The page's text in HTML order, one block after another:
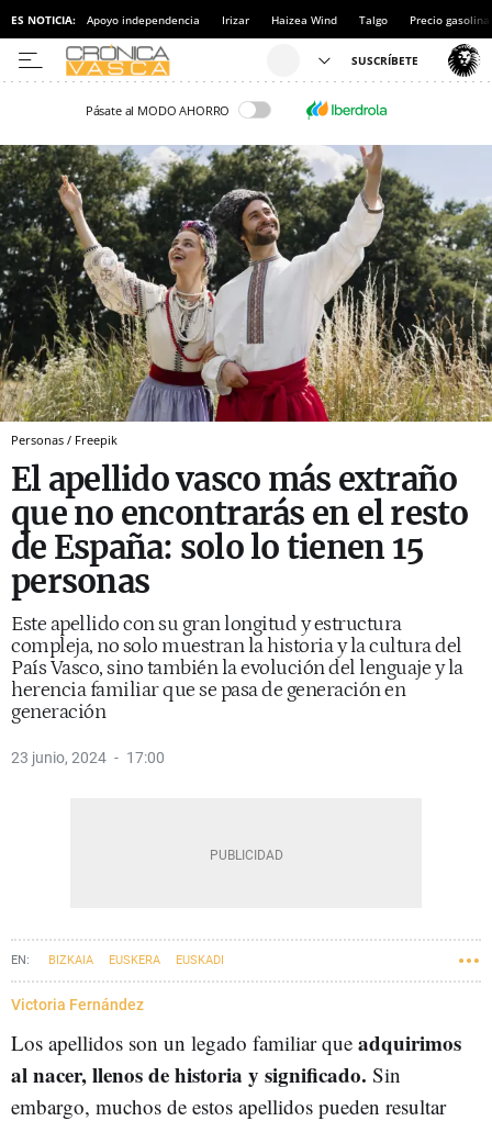
ES NOTICIA: Apoyo independencia Irizar Haizea Wind Talgo Precio gasolina
Pásate al MODO AHORRO
Personas / Freepik
El apellido vasco más extraño
que no encontrarás en el resto
de España: solo lo tienen 15
personas
Este apellido con su gran longitud y estructura
compleja, no solo muestran la historia y la cultura del
País Vasco, sino también la evolución del lenguaje y la
herencia familiar que se pasa de generación en
generación
23 junio, 2024 17:00
BIZKAIA EUSKERA EUSKADI
Victoria Fernández
Los apellidos son un legado familiar que adquirimos
al nacer, llenos de historia y significado. Sin
embargo, muchos de estos apellidos pueden resultar